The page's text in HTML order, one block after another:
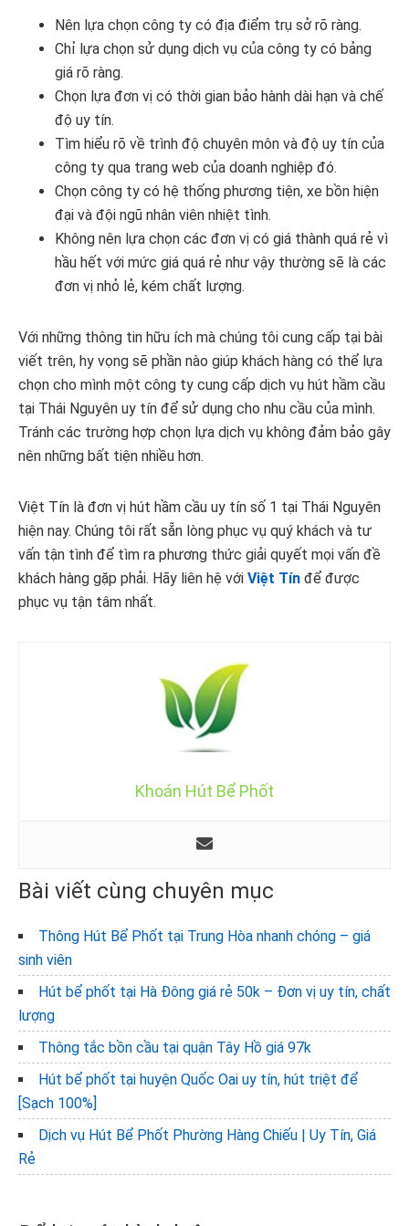
Nên lựa chọn công ty có địa điểm trụ sở rõ ràng.
Chỉ lựa chọn sử dụng dịch vụ của công ty có bảng
giá rõ ràng.
Chọn lựa đơn vị có thời gian bảo hành dài hạn và chế
độ uy tín.
Tìm hiểu rõ về trình độ chuyên môn và độ uy tín của
công ty qua trang web của doanh nghiệp đó.
Chọn công ty có hệ thống phương tiện, xe bồn hiện
đại và đội ngũ nhân viên nhiệt tình.
Không nên lựa chọn các đơn vị có giá thành quá rẻ vì
hầu hết với mức giá quá rẻ như vậy thường sẽ là các
đơn vị nhỏ lẻ, kém chất lượng.
Với những thông tin hữu ích mà chúng tôi cung cấp tại bài
viết trên, hy vọng sẽ phần nào giúp khách hàng có thể lựa
chọn cho mình một công ty cung cấp dịch vụ hút hầm cầu
tại Thái Nguyên uy tín để sử dụng cho nhu cầu của mình.
Tránh các trường hợp chọn lựa dịch vụ không đảm bảo gây
nên những bất tiện nhiều hơn.
Việt Tín là đơn vị hút hầm cầu uy tín số 1 tại Thái Nguyên
hiện nay. Chúng tôi rất sẵn lòng phục vụ quý khách và tư
vấn tận tình để tìm ra phương thức giải quyết mọi vấn đề
khách hàng gặp phải. Hãy liên hệ với Việt Tín để được
phục vụ tận tâm nhất.
Khoán Hút Bể Phốt
Bài viết cùng chuyên mục
Thông Hút Bể Phốt tại Trung Hòa nhanh chóng – giá
sinh viên
Hút bể phốt tại Hà Đông giá rẻ 50k – Đơn vị uy tín, chất
lượng
Thông tắc bồn cầu tại quận Tây Hồ giá 97k
Hút bể phốt tại huyện Quốc Oai uy tín, hút triệt để
[Sạch 100%]
Dịch vụ Hút Bể Phốt Phường Hàng Chiếu | Uy Tín, Giá
Rẻ